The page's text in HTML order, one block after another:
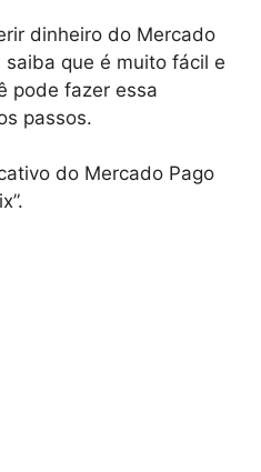
dinheiro do Mercado
que é muito fácil e
pode fazer essa
passos.
do Mercado Pago